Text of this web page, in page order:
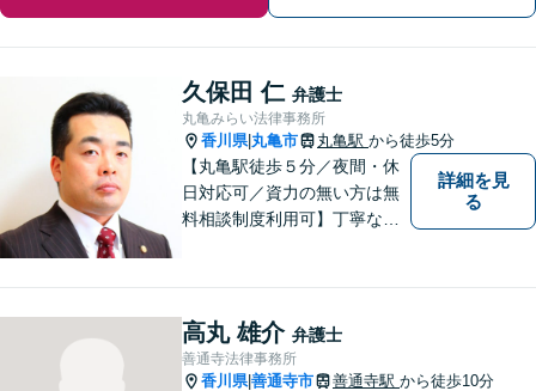
久保田 仁 弁護士
丸亀みらい法律事務所
香川県| 丸亀市 丸亀駅 から徒歩5分
【丸亀駅徒歩５分／夜間・休
日対応可／資力の無い方は無
料相談制度利用可】丁寧な対
詳細を見
る
高丸 雄介 弁護士
善通寺法律事務所
香川県|善通寺市 善通寺駅 から徒歩10分